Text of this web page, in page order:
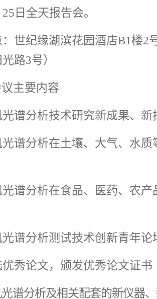
25 日 全天报告会。
世纪缘湖滨花园酒店B1楼2
光路3号）
主要内容
光谱分析技术研究新成果、新
谱分析在土壤、大气、水质
谱分析在食品、医药、农产
光谱分析测试技术创新青年论
优秀论文，颁发优秀论文证书
谱分析及相关配套的新仪器